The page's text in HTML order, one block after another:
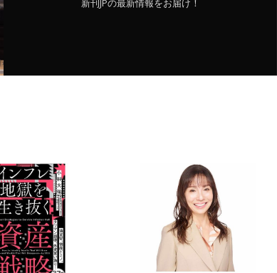
新刊JPの最新情報をお届け！